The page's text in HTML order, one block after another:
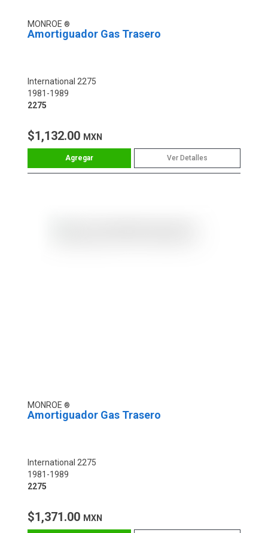
MONROE
Amortiguador Gas Trasero
International 2275
1981-1989
2275
$1,132.00 MXN
Ver Detalles
MONROE
Amortiguador Gas Trasero
International 2275
1981-1989
2275
$1,371.00 MXN